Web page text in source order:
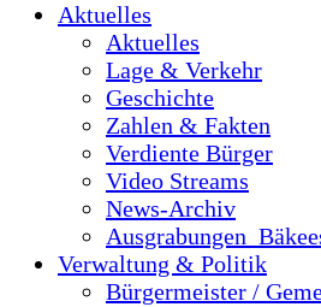
Aktuelles
Aktuelles
Lage & Verkehr
Geschichte
Zahlen & Fakten
Verdiente Bürger
Video Streams
News-Archiv
Verwaltung & Politik
Bürgermeister /